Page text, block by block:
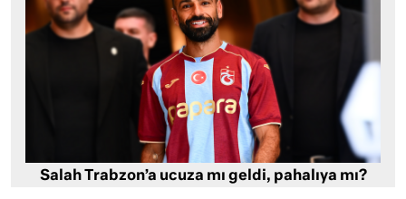
Salah Trabzon’a ucuza mı geldi, pahalıya mı?